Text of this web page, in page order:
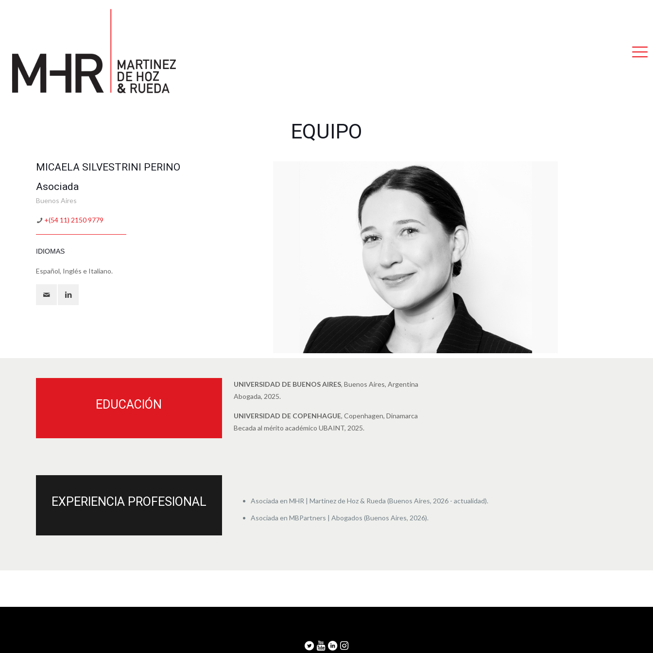
EQUIPO
MICAELA SILVESTRINI PERINO
Asociada
Buenos Aires
+(54 11) 2150 9779
IDIOMAS
Español, Inglés e Italiano.
EDUCACIÓN
UNIVERSIDAD DE BUENOS AIRES, Buenos Aires, Argentina
Abogada, 2025.
UNIVERSIDAD DE COPENHAGUE, Copenhagen, Dinamarca
Becada al mérito académico UBAINT, 2025.
EXPERIENCIA PROFESIONAL Asociada en MHR | Martinez de Hoz & Rueda (Buenos Aires, 2026 - actualidad).
Asociada en MBPartners | Abogados (Buenos Aires, 2026).